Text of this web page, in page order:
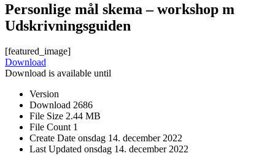
Personlige mål skema – workshop m
Udskrivningsguiden
[featured_image]
Download
Download is available until
Version
Download 2686
File Size 2.44 MB
File Count 1
Create Date onsdag 14. december 2022
Last Updated onsdag 14. december 2022